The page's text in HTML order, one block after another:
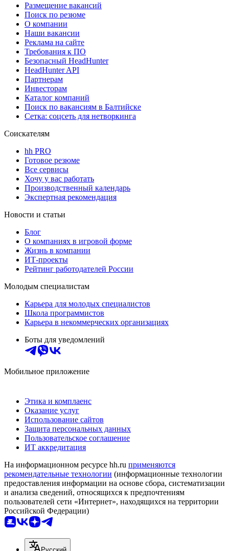
Размещение вакансий
Поиск по резюме
О компании
Наши вакансии
Реклама на сайте
Требования к ПО
Безопасный HeadHunter
HeadHunter API
Партнерам
Инвесторам
Каталог компаний
Поиск по вакансиям в Балтийске
Сетка: соцсеть для нетворкинга
Соискателям
hh PRO
Готовое резюме
Все сервисы
Хочу у вас работать
Производственный календарь
Экспертная рекомендация
Новости и статьи
Блог
О компаниях в игровой форме
Жизнь в компании
ИТ-проекты
Рейтинг работодателей России
Молодым специалистам
Карьера для молодых специалистов
Школа программистов
Карьера в некоммерческих организациях
Боты для уведомлений
Мобильное приложение
Этика и комплаенс
Оказание услуг
Использование сайтов
Защита персональных данных
Пользовательское соглашение
ИТ аккредитация
На информационном ресурсе hh.ru применяются
рекомендательные технологии (информационные технологии
предоставления информации на основе сбора, систематизации
и анализа сведений, относящихся к предпочтениям
пользователей сети «Интернет», находящихся на территории
Российской Федерации)